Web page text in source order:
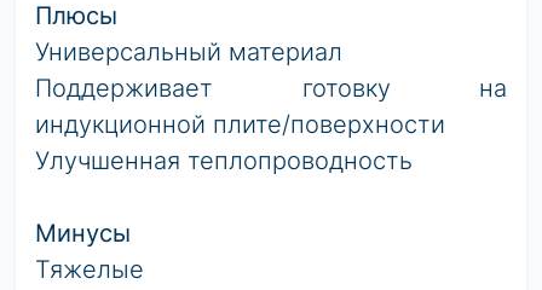
Плюсы
Универсальный материал
Поддерживает готовку на
индукционной плите/поверхности
Улучшенная теплопроводность
Минусы
Тяжелые